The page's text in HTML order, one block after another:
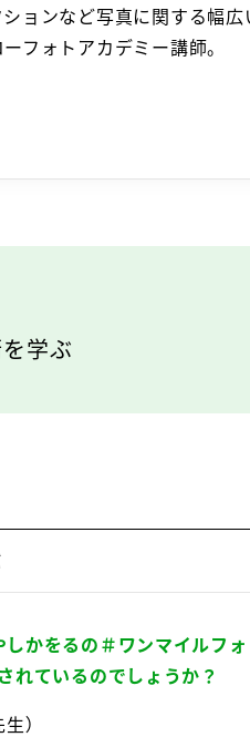
ョンなど写真に関する幅
フォトアカデミー講師。
学ぶ
かをるの＃ワンマイルフ
れているのでしょうか？
）